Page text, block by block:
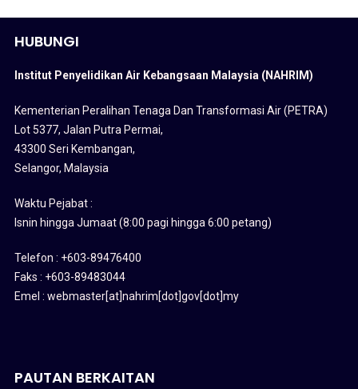
HUBUNGI
Institut Penyelidikan Air Kebangsaan Malaysia (NAHRIM)
Kementerian Peralihan Tenaga Dan Transformasi Air (PETRA)
Lot 5377, Jalan Putra Permai,
43300 Seri Kembangan,
Selangor, Malaysia
Waktu Pejabat :
Isnin hingga Jumaat (8:00 pagi hingga 6:00 petang)
Telefon : +603-89476400
Faks : +603-89483044
Emel : webmaster[at]nahrim[dot]gov[dot]my
PAUTAN BERKAITAN